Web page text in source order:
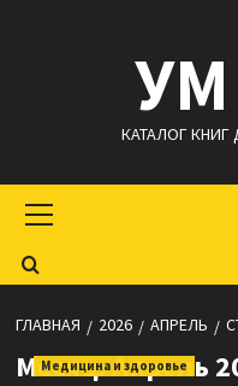
КАТАЛОГ
меню
ГЛАВНАЯ 2026 АПРЕЛЬ
Месяц:Апрель
Медицина и здоровье